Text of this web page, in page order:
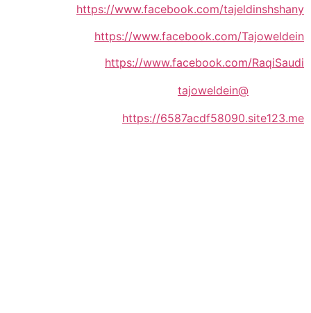
https://www.facebook.com/tajeldinshshany
https://www.facebook.com/Tajoweldein
https://www.facebook.com/RaqiSaudi
@tajoweldein
https://6587acdf58090.site123.me